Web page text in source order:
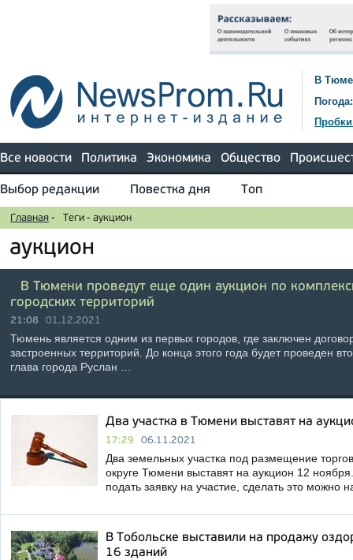
В
Погода:
Все новости Политика Экономика Общество
Выбор редакции Повестка дня Топ
Главная - Теги - аукцион
аукцион
В Тюмени проведут еще один аукцион по
городских территорий
21:08 01.12.2021
Тюмень является одним из первых городов, где заключен
застроенных территорий. До конца этого года будет проведен
глава города Руслан …
Два участка в Тюмени выставят на
17:29 06.11.2021
Два земельных участка под размещение
округе Тюмени выставят на аукцион 12
подать заявку на участие, сделать это можно
В Тобольске выставили на продажу
16 зданий